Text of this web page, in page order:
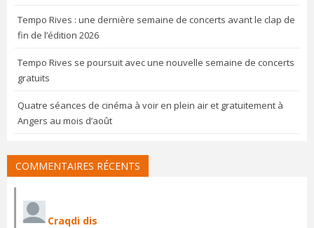
Tempo Rives : une dernière semaine de concerts avant le clap de
fin de l’édition 2026
Tempo Rives se poursuit avec une nouvelle semaine de concerts
gratuits
Quatre séances de cinéma à voir en plein air et gratuitement à
Angers au mois d’août
COMMENTAIRES RÉCENTS
Craqdi dis